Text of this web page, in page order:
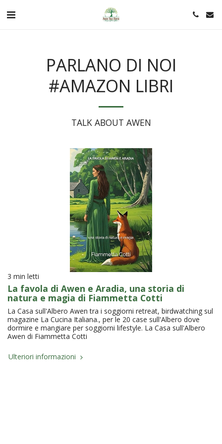
PARLANO DI NOI
#AMAZON LIBRI
TALK ABOUT AWEN
3 min letti
La favola di Awen e Aradia, una storia di
natura e magia di Fiammetta Cotti
La Casa sull'Albero Awen tra i soggiorni retreat, birdwatching sul
magazine La Cucina Italiana., per le 20 case sull'Albero dove
dormire e mangiare per soggiorni lifestyle. La Casa sull'Albero
Awen di Fiammetta Cotti
Ulteriori informazioni